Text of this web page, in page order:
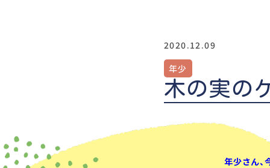
2020.12.09
年少
木の実の
年少さん